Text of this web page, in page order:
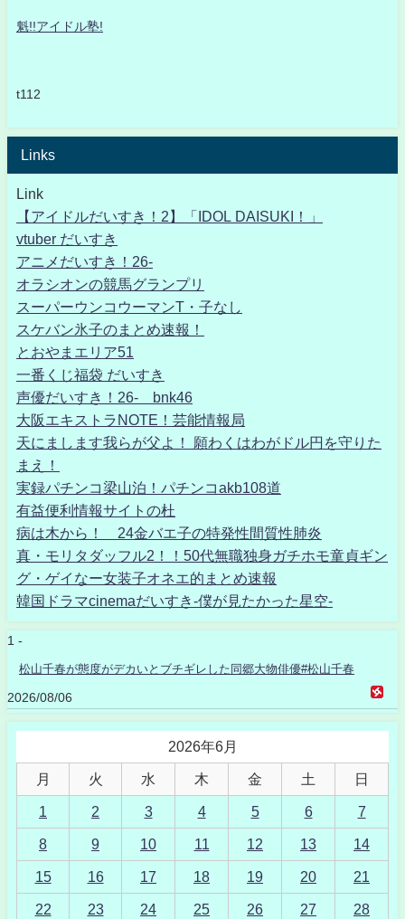
魁!!アイドル塾!
t112
Links
Link
【アイドルだいすき！2】「IDOL DAISUKI！」
vtuber だいすき
アニメだいすき！26-
オラシオンの競馬グランプリ
スーパーウンコウーマンT・子なし
スケバン氷子のまとめ速報！
とおやまエリア51
一番くじ福袋 だいすき
声優だいすき！26- bnk46
大阪エキストラNOTE！芸能情報局
天にまします我らが父よ！ 願わくはわがドル円を守りた
まえ！
実録パチンコ梁山泊！パチンコakb108道
有益便利情報サイトの杜
病は木から！ 24金バエ子の特発性間質性肺炎
真・モリタダッフル2！！50代無職独身ガチホモ童貞ギン
グ・ゲイなー女装子オネエ的まとめ速報
韓国ドラマcinemaだいすき-僕が見たかった星空-
1 -
松山千春が態度がデカいとブチギレした同郷大物俳優#松山千春
2026/08/06
2026年6月
月 火 水 木 金 土 日
1 2 3 4 5 6 7
8 9 10 11 12 13 14
15 16 17 18 19 20 21
22 23 24 25 26 27 28